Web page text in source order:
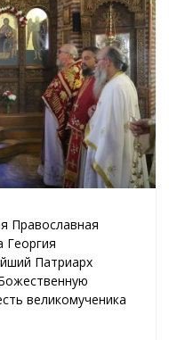
Православная
Георгия
Патриарх
великомученика